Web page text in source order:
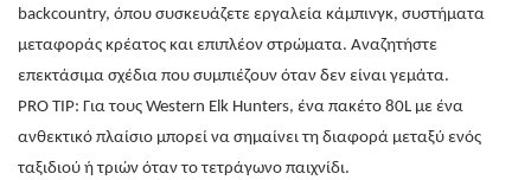
backcountry, όπου συσκευάζετε εργαλεία κάμπινγκ, συστήματα
μεταφοράς κρέατος και επιπλέον στρώματα. Αναζητήστε
επεκτάσιμα σχέδια που συμπιέζουν όταν δεν είναι γεμάτα.
PRO TIP: Για τους Western Elk Hunters, ένα πακέτο 80L με ένα
ανθεκτικό πλαίσιο μπορεί να σημαίνει τη διαφορά μεταξύ ενός
ταξιδιού ή τριών όταν το τετράγωνο παιχνίδι.